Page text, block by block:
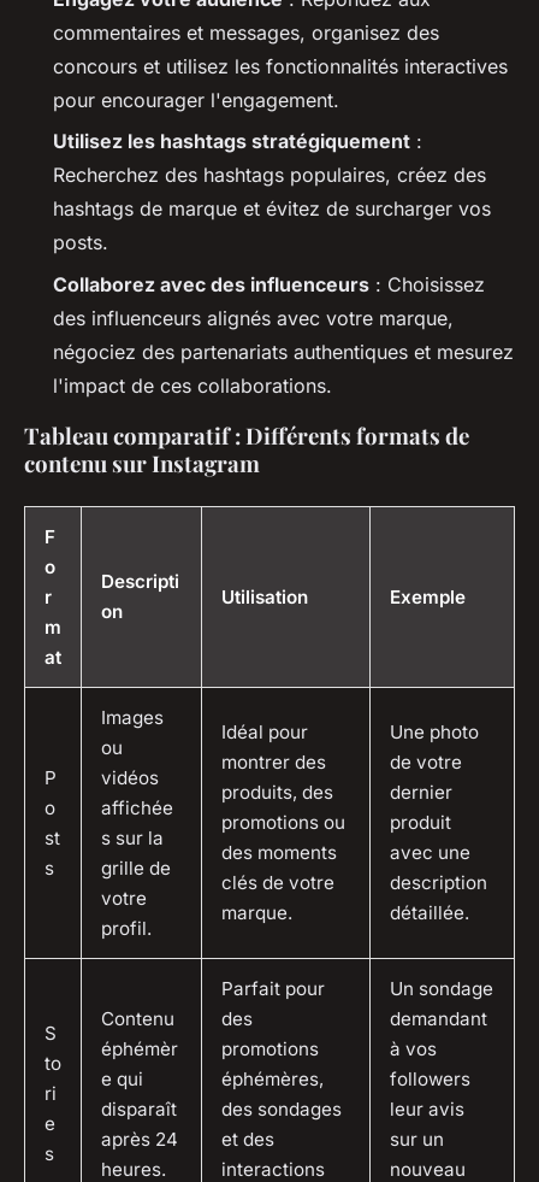
commentaires et messages, organisez des
concours et utilisez les fonctionnalités interactives
pour encourager l'engagement.
Utilisez les hashtags stratégiquement :
Recherchez des hashtags populaires, créez des
hashtags de marque et évitez de surcharger vos
posts.
Collaborez avec des influenceurs : Choisissez
des influenceurs alignés avec votre marque,
négociez des partenariats authentiques et mesurez
l'impact de ces collaborations.
Tableau comparatif : Différents formats de
contenu sur Instagram
F
o
r
m
at
Descripti
on
Utilisation Exemple
P
o
st
s
Images
ou
vidéos
affichée
s sur la
grille de
votre
profil.
Idéal pour
montrer des
produits, des
promotions ou
des moments
clés de votre
marque.
Une photo
de votre
dernier
produit
avec une
description
détaillée.
S
to
ri
e
s
Contenu
éphémèr
e qui
disparaît
après 24
heures.
Parfait pour
des
promotions
éphémères,
des sondages
et des
interactions
Un sondage
demandant
à vos
followers
leur avis
sur un
nouveau